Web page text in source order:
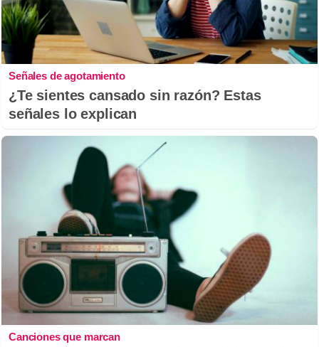
Señales de agotamiento
¿Te sientes cansado sin razón? Estas
señales lo explican
Canciones que marcan